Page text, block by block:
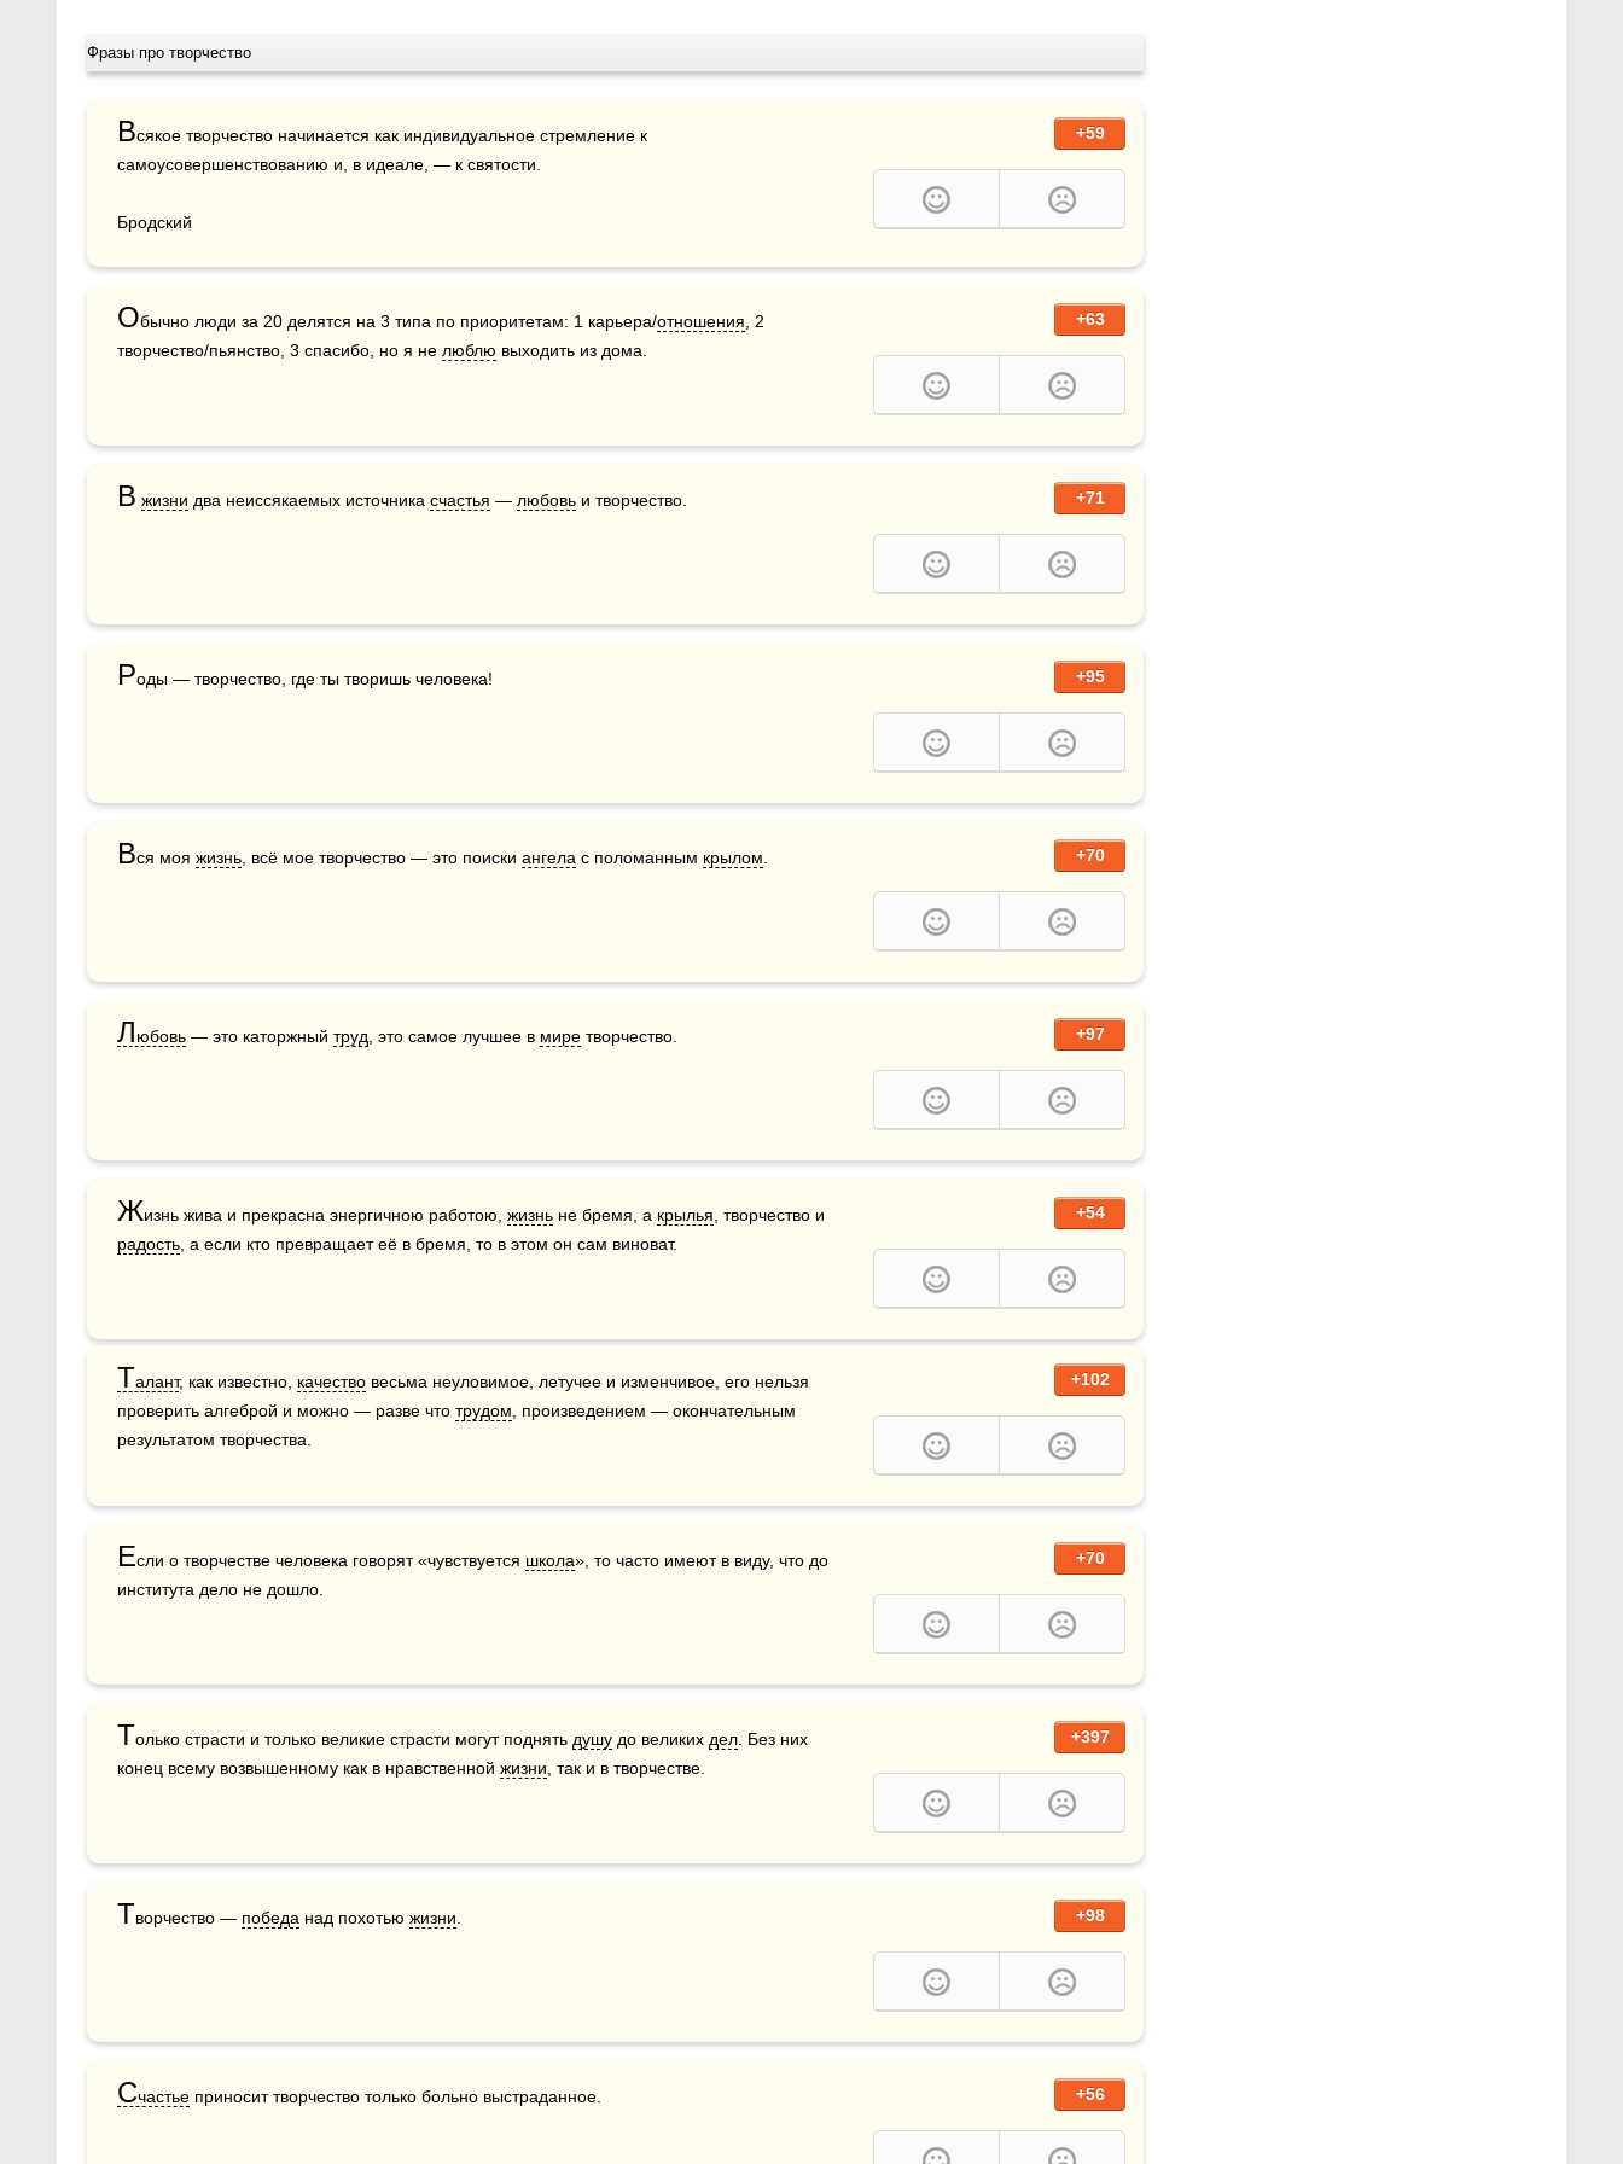
Фразы про творчество
+59
Всякое творчество начинается как индивидуальное стремление к
самоусовершенствованию и, в идеале, — к святости.
Бродский
+63
Обычно люди за 20 делятся на 3 типа по приоритетам: 1 карьера/отношения , 2
творчество/пьянство, 3 спасибо, но я не люблю выходить из дома.
+71
В жизни два неиссякаемых источника счастья — любовь и творчество.
+95
Роды — творчество, где ты творишь человека!
+70
Вся моя жизнь , всё мое творчество — это поиски ангела с поломанным крылом
+97
Любовь — это каторжный труд , это самое лучшее в мире творчество.
+54
Жизнь жива и прекрасна энергичною работою, жизнь не бремя, а крылья
радость , а если кто превращает её в бремя, то в этом он сам виноват.
+102
Талант, как известно, качество весьма неуловимое, летучее и изменчивое, его нельзя
проверить алгеброй и можно — разве что трудом , произведением — окончательным
результатом творчества.
+70
Если о творчестве человека говорят «чувствуется школа», то часто имеют в виду, что до
института дело не дошло.
+397
Только страсти и только великие страсти могут поднять душу до великих дел . Без них
конец всему возвышенному как в нравственной жизни , так и в творчестве.
+98
Творчество — победа над похотью жизни
+56
Счастье приносит творчество только больно выстраданное.